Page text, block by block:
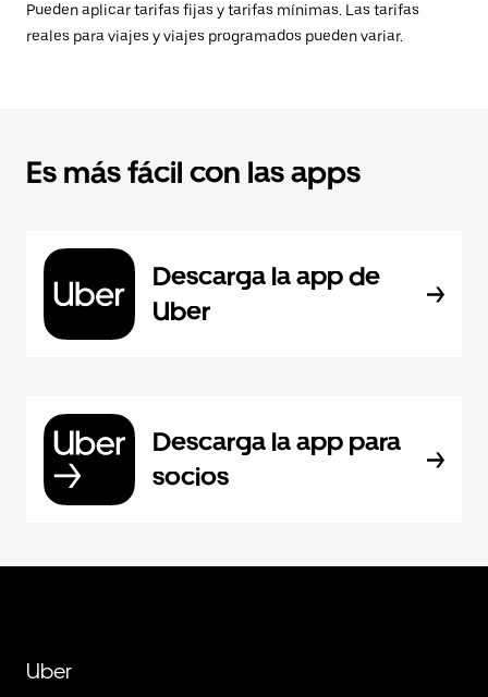
Pueden aplicar tarifas fijas y tarifas mínimas. Las tarifas
reales para viajes y viajes programados pueden variar.
Es más fácil con las apps
Descarga la app de
Uber
Descarga la app para
socios
Uber